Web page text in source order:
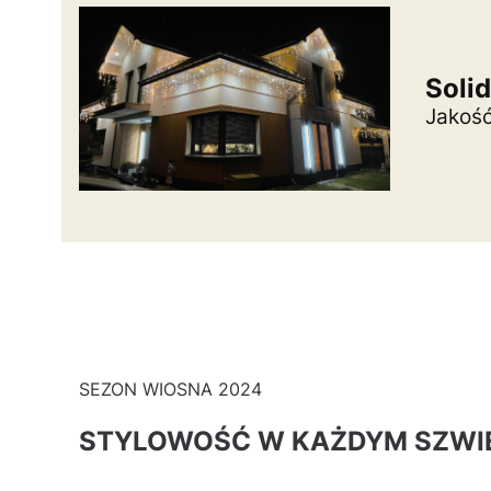
SEZON WIOSNA 2024
STYLOWOŚĆ W KAŻDYM